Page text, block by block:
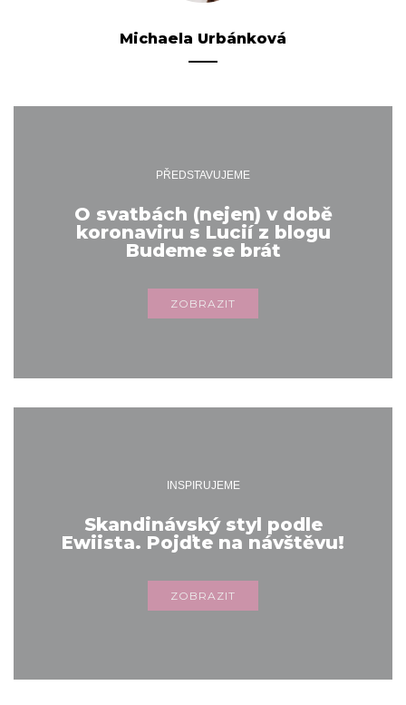
Michaela Urbánková
PŘEDSTAVUJEME
O svatbách (nejen) v době
koronaviru s Lucií z blogu
Budeme se brát
ZOBRAZIT
INSPIRUJEME
Skandinávský styl podle
Ewiista. Pojďte na návštěvu!
ZOBRAZIT